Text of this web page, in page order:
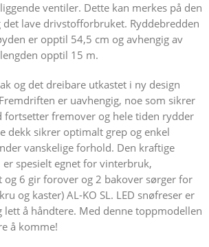
ventiler. Dette kan merkes på den
lave drivstofforbruket. Ryddebredden
er opptil 54,5 cm og avhengig av
opptil 15 m.
og det dreibare utkastet i ny design
er uavhengig, noe som sikrer
fortsetter fremover og hele tiden rydder
dekk sikrer optimalt grep og enkel
vanskelige forhold. Den kraftige
spesielt egnet for vinterbruk,
og 6 gir forover og 2 bakover sørger for
og kaster) AL-KO SL. LED snøfreser er
lett å håndtere. Med denne toppmodellen
å komme!